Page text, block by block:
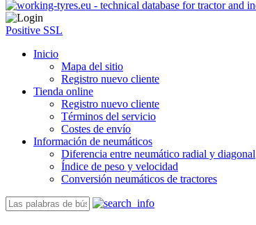
Positive SSL
Inicio
Mapa del sitio
Registro nuevo cliente
Tienda online
Registro nuevo cliente
Términos del servicio
Costes de envío
Información de neumáticos
Diferencia entre neumático radial y diagonal
Índice de peso y velocidad
Conversión neumáticos de tractores